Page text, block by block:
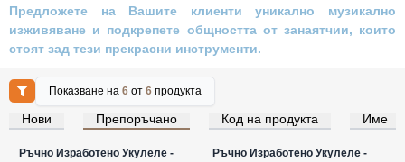
Предложете на Вашите клиенти уникално музикално
изживяване и подкрепете общността от занаятчии, които
стоят зад тези прекрасни инструменти.
Показване на6 от6 продукта
Нови Препоръчано Код на продукта Име
Влезте за цени на едро
Ръчно Изработено Укулеле -
Влезте за цени на едро
Ръчно Изработено Укулеле -